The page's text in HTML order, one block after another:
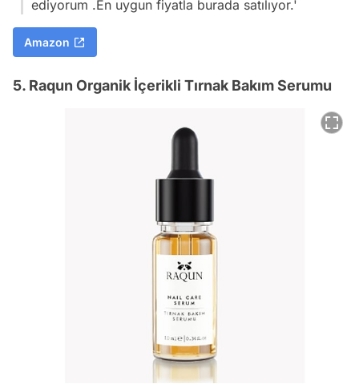
ediyorum .En uygun fiyatla burada satılıyor.'
Amazon
5. Raqun Organik İçerikli Tırnak Bakım Serumu